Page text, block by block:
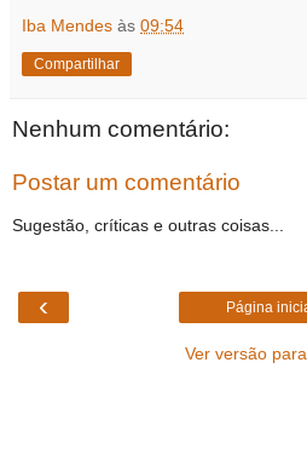
Iba Mendes às 09:54
Compartilhar
Nenhum comentário:
Postar um comentário
Sugestão, críticas e outras coisas...
‹ Página
Ver versão